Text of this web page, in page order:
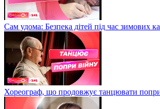
Сам удома: Безпека дітей під час зимових
Хореограф, що продовжує танцювати